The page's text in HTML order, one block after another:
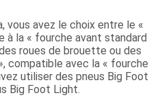
vous avez le choix entre le «
à la « fourche avant standard
roues de brouette ou des
compatible avec la « fourche
utiliser des pneus Big Foot
Big Foot Light.